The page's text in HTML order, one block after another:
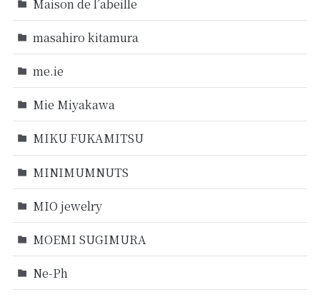
masahiro kitamura
me.ie
Mie Miyakawa
MIKU FUKAMITSU
MINIMUMNUTS
MIO jewelry
MOEMI SUGIMURA
Ne-Ph